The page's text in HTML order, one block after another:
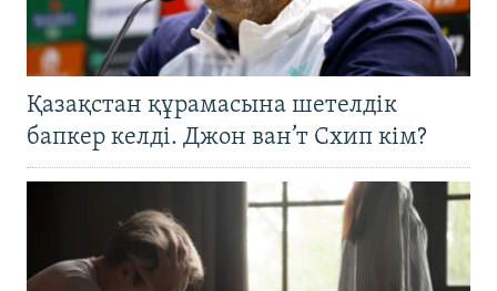
Қазақстан құрамасына шетелдік
бапкер келді. Джон ван’т Схип кім?